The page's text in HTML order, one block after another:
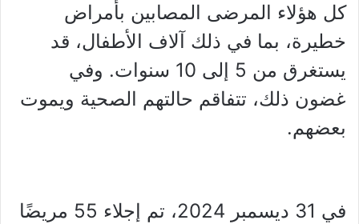
كل هؤلاء المرضى المصابين بأمراض
خطيرة، بما في ذلك آلاف الأطفال، قد
يستغرق من 5 إلى 10 سنوات. وفي
غضون ذلك، تتفاقم حالتهم الصحية ويموت
بعضهم.
في 31 ديسمبر 2024، تم إجلاء 55 مريضًا